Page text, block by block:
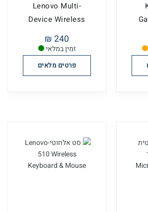
זמין במלאי
Lenovo Multi-
Device Wireless
Keyboard
240 ₪
פרטים מלאים